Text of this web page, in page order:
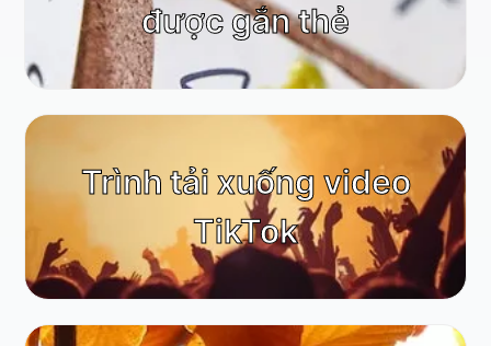
được gắn thẻ
Trình tải xuống video
TikTok